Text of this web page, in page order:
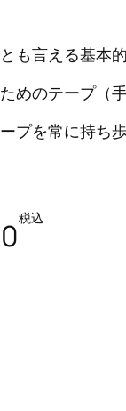
も言える基本
めのテープ（
プを常に持ち
税込